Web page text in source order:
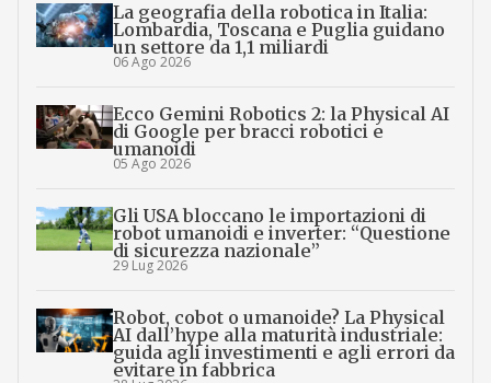
La geografia della robotica in Italia:
Lombardia, Toscana e Puglia guidano
un settore da 1,1 miliardi
06 Ago 2026
Ecco Gemini Robotics 2: la Physical AI
di Google per bracci robotici e
umanoidi
05 Ago 2026
Gli USA bloccano le importazioni di
robot umanoidi e inverter: “Questione
di sicurezza nazionale”
29 Lug 2026
Robot, cobot o umanoide? La Physical
AI dall’hype alla maturità industriale:
guida agli investimenti e agli errori da
evitare in fabbrica